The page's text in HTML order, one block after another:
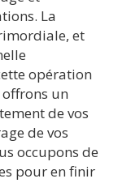
La
et
opération
un
de vos
de vos
occupons de
pour en finir